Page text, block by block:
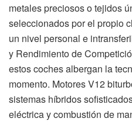
metales preciosos o tejidos
seleccionados por el propio
un nivel personal e
y Rendimiento de
estos coches albergan la
momento. Motores V12
sistemas híbridos
eléctrica y combustión de